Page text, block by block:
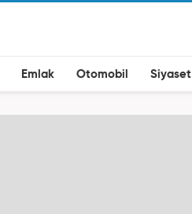
Emlak Otomobil Siyaset